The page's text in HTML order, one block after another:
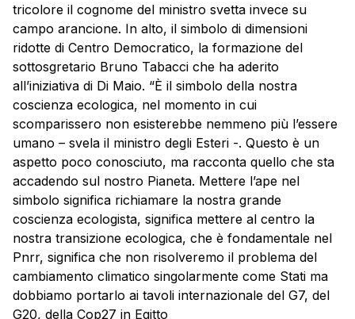
tricolore il cognome del ministro svetta invece su
campo arancione. In alto, il simbolo di dimensioni
ridotte di Centro Democratico, la formazione del
sottosgretario Bruno Tabacci che ha aderito
all’iniziativa di Di Maio. “È il simbolo della nostra
coscienza ecologica, nel momento in cui
scomparissero non esisterebbe nemmeno più l’essere
umano – svela il ministro degli Esteri -. Questo è un
aspetto poco conosciuto, ma racconta quello che sta
accadendo sul nostro Pianeta. Mettere l’ape nel
simbolo significa richiamare la nostra grande
coscienza ecologista, significa mettere al centro la
nostra transizione ecologica, che è fondamentale nel
Pnrr, significa che non risolveremo il problema del
cambiamento climatico singolarmente come Stati ma
dobbiamo portarlo ai tavoli internazionale del G7, del
G20, della Cop27 in Egitto